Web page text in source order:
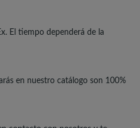
El tiempo dependerá de la
en nuestro catálogo son 100%